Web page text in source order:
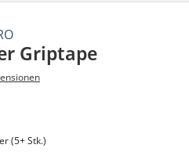
Griptape
(5+ Stk.)